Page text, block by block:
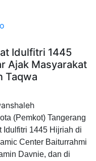
Idulfitri 1445
Ajak Masyarakat
Taqwa
(Pemkot) Tangerang
Idulfitri 1445 Hijriah di
Center Baiturrahmi
Davnie, dan di